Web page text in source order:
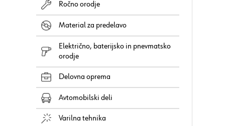
Ročno orodje
Material za predelavo
Električno, baterijsko in pnevmatsko
orodje
Delovna oprema
Avtomobilski deli
Varilna tehnika